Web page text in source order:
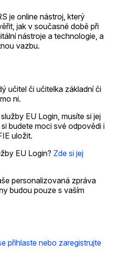
je online nástroj, který
jak v současné době při
nástroje a technologie, a
vazbu.
učitel či učitelka základní či
ni.
EU Login, musíte si jej
budete moci své odpovědi i
uložit.
EU Login? Zde si jej
personalizovaná zpráva
budou pouze s vaším
přihlaste nebo zaregistrujte